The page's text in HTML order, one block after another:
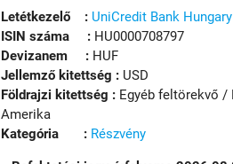
Letétkezelő : UniCredit Bank
ISIN száma : HU0000708797
Devizanem : HUF
Jellemző kitettség : USD
Földrajzi kitettség : Egyéb feltörekvő /
Amerika
Kategória : Részvény